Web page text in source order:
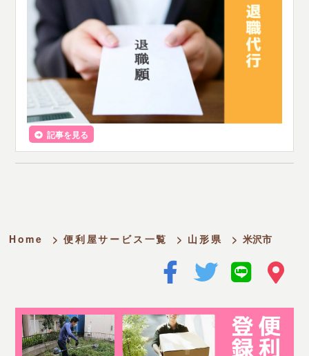
記事を見る
Home > 便利屋サービス一覧 > 山形県 > 米沢市